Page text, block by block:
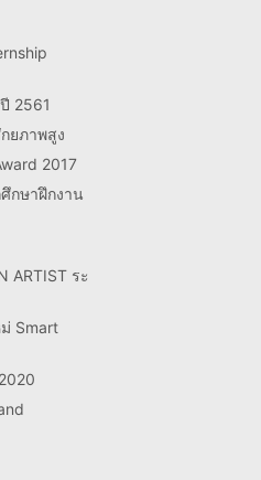
2561
ยภาพสูง
2017
กษาฝึกงาน
ARTIST ระ
Smart